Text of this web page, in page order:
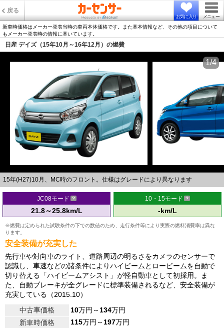
戻る
お気に入り メニュー
新車時価格はメーカー発表当時の車両本体価格です。また基本情報など、その他の項目について
もメーカー発表時の情報に基いています。
日産 デイズ（15年10月～16年12月）の燃費
15年(H27)10月、MC時のフロント。仕様はグレードにより異なります
1/4
JC08モード
21.8～25.8km/L
10・15モード
-km/L
※燃費は定められた試験条件の下での数値のため、走行条件等により実際の燃料消費率は異な
ります。
安全装備が充実した
先行車や対向車のライト、道路周辺の明るさをカメラのセンサーで
認識し、車速などの諸条件によりハイビームとロービームを自動で
切り替える「ハイビームアシスト」が軽自動車として初採用。ま
た、自動ブレーキが全グレードに標準装備されるなど、安全装備が
充実している（2015.10）
中古車価格
10万円～134万円
新車時価格
115万円～197万円